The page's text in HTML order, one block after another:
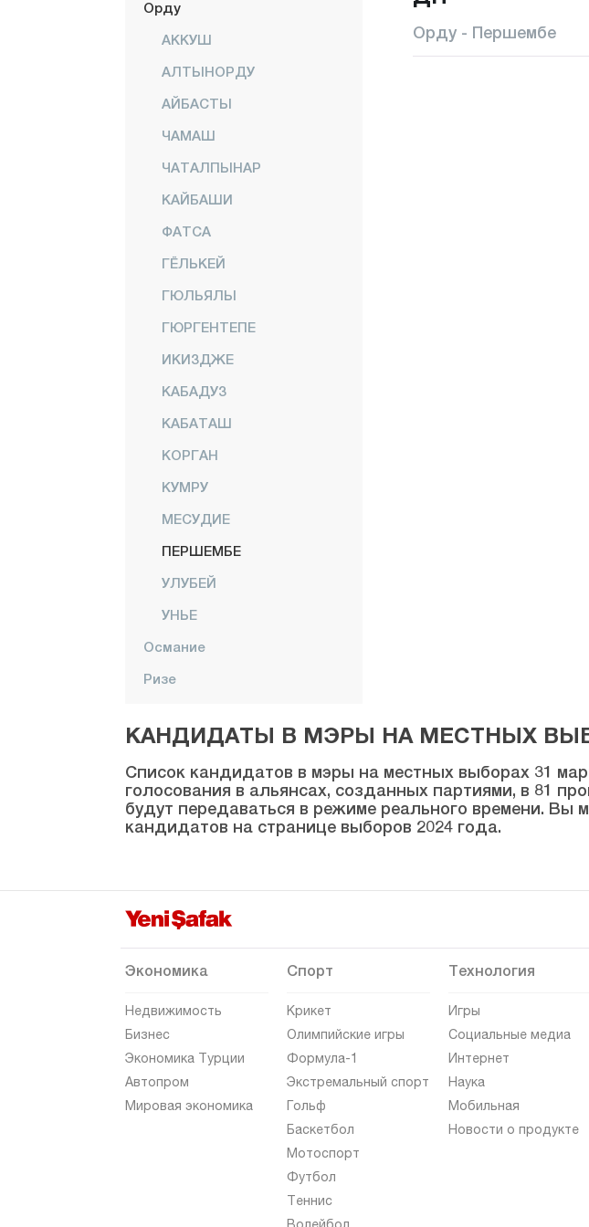
Орду
АККУШ
АЛТЫНОРДУ
АЙБАСТЫ
ЧАМАШ
ЧАТАЛПЫНАР
КАЙБАШИ
ФАТСА
ГЁЛЬКЕЙ
ГЮЛЬЯЛЫ
ГЮРГЕНТЕПЕ
ИКИЗДЖЕ
КАБАДУЗ
КАБАТАШ
КОРГАН
КУМРУ
МЕСУДИЕ
ПЕРШЕМБЕ
УЛУБЕЙ
УНЬЕ
Османие
Ризе
Самсун
Шанлыурфа
Сиирт
Синоп
Текирдаг
Токат
Тунджели
Ушак
Ван
Орду - Першембе
КАНДИДАТЫ В МЭРЫ НА МЕСТНЫХ
Список кандидатов в мэры на местных выборах 31
голосования в альянсах, созданных партиями, в 81
будут передаваться в режиме реального времени. Вы
кандидатов на странице выборов 2024 года.
Экономика
Недвижимость
Бизнес
Экономика Турции
Автопром
Мировая экономика
Спорт
Крикет
Олимпийские игры
Формула-1
Экстремальный спорт
Гольф
Баскетбол
Мотоспорт
Футбол
Теннис
Технология
Игры
Социальные медиа
Интернет
Наука
Мобильная
Новости о продукте